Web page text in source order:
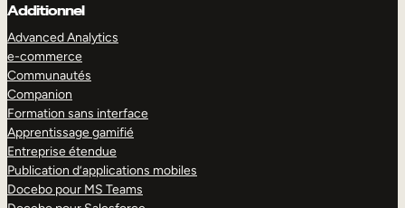
Additionnel
Advanced Analytics
e-commerce
Communautés
Companion
Formation sans interface
Apprentissage gamifié
Entreprise étendue
Publication d’applications mobiles
Docebo pour MS Teams